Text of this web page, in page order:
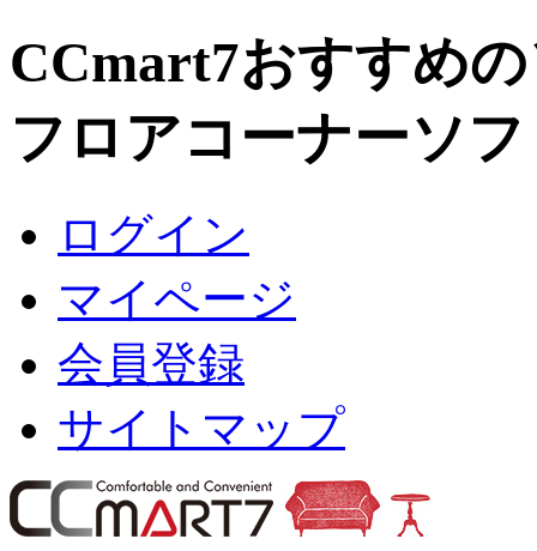
CCmart7おすすめ
フロアコーナーソ
ログイン
マイページ
会員登録
サイトマップ